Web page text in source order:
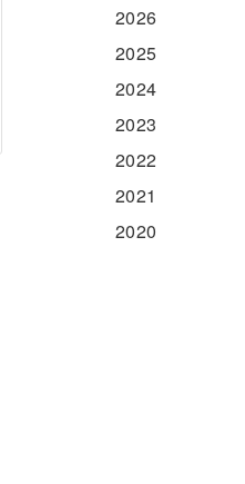
2026
2025
2024
2023
2022
2021
2020